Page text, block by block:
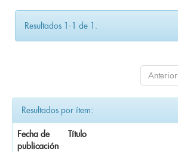
Resultados 1-1 de 1.
Anterior
Resultados por ítem:
Fecha de
publicación
Título